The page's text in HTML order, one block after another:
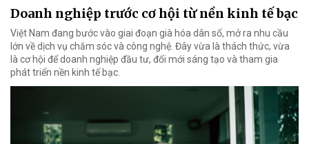
Doanh nghiệp trước cơ hội từ nền kinh tế bạc
Việt Nam đang bước vào giai đoạn già hóa dân số, mở ra nhu cầu
lớn về dịch vụ chăm sóc và công nghệ. Đây vừa là thách thức, vừa
là cơ hội để doanh nghiệp đầu tư, đổi mới sáng tạo và tham gia
phát triển nền kinh tế bạc.